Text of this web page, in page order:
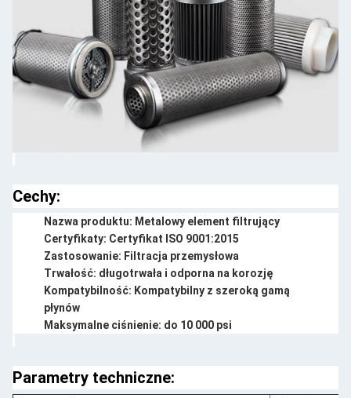
Cechy:
Nazwa produktu: Metalowy element filtrujący
Certyfikaty: Certyfikat ISO 9001:2015
Zastosowanie: Filtracja przemysłowa
Trwałość: długotrwała i odporna na korozję
Kompatybilność: Kompatybilny z szeroką gamą
płynów
Maksymalne ciśnienie: do 10 000 psi
Parametry techniczne: